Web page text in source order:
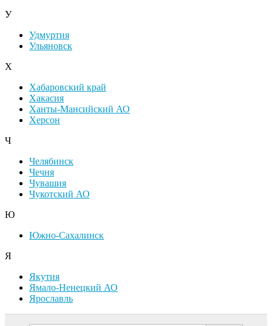
У
Удмуртия
Ульяновск
Х
Хабаровский край
Хакасия
Ханты-Мансийский АО
Херсон
Ч
Челябинск
Чечня
Чувашия
Чукотский АО
Ю
Южно-Сахалинск
Я
Якутия
Ямало-Ненецкий АО
Ярославль
Дополнительная информация